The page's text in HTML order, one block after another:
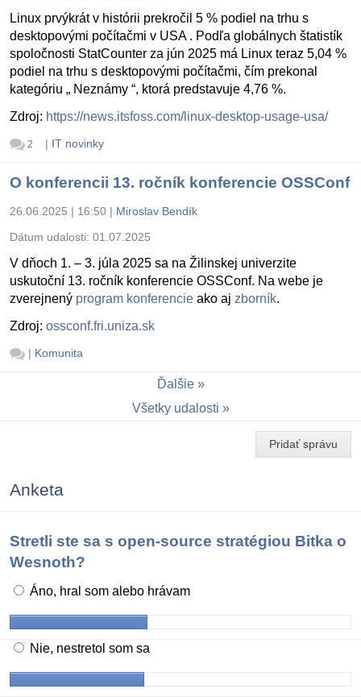
Linux prvýkrát v histórii prekročil 5 % podiel na trhu s
desktopovými počítačmi v USA . Podľa globálnych štatistík
spoločnosti StatCounter za jún 2025 má Linux teraz 5,04 %
podiel na trhu s desktopovými počítačmi, čím prekonal
kategóriu „ Neznámy “, ktorá predstavuje 4,76 %.
Zdroj: https://news.itsfoss.com/linux-desktop-usage-usa/
2 | IT novinky
O konferencii 13. ročník konferencie OSSConf
26.06.2025 | 16:50 | Miroslav Bendík
Dátum udalosti: 01.07.2025
V dňoch 1. – 3. júla 2025 sa na Žilinskej univerzite
uskutoční 13. ročník konferencie OSSConf. Na webe je
zverejnený program konferencie ako aj zborník.
Zdroj: ossconf.fri.uniza.sk
| Komunita
Ďalšie
Všetky udalosti
Pridať správu
Anketa
Stretli ste sa s open-source stratégiou Bitka o
Wesnoth?
Áno, hral som alebo hrávam
Nie, nestretol som sa